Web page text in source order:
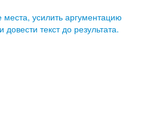
усилить аргументацию
текст до результата.